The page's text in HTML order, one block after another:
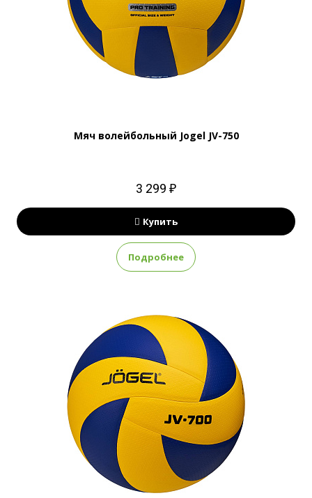
Мяч волейбольный Jogel JV-750
3 299 ₽
Купить
Подробнее